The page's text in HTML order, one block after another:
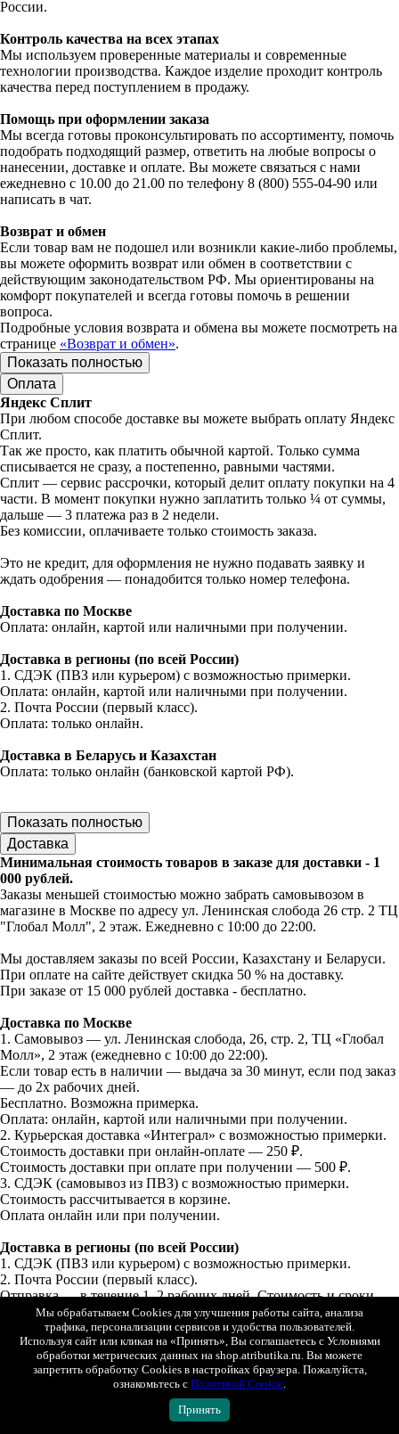
России.
Контроль качества на всех этапах
Мы используем проверенные материалы и современные
технологии производства. Каждое изделие проходит контроль
качества перед поступлением в продажу.
Помощь при оформлении заказа
Мы всегда готовы проконсультировать по ассортименту, помочь
подобрать подходящий размер, ответить на любые вопросы о
нанесении, доставке и оплате. Вы можете связаться с нами
ежедневно с 10.00 до 21.00 по телефону 8 (800) 555-04-90 или
написать в чат.
Возврат и обмен
Если товар вам не подошел или возникли какие-либо проблемы,
вы можете оформить возврат или обмен в соответствии с
действующим законодательством РФ. Мы ориентированы на
комфорт покупателей и всегда готовы помочь в решении
вопроса.
Подробные условия возврата и обмена вы можете посмотреть на
странице «Возврат и обмен».
Показать полностью
Оплата
Яндекс Сплит
При любом способе доставке вы можете выбрать оплату Яндекс
Сплит.
Так же просто, как платить обычной картой. Только сумма
списывается не сразу, а постепенно, равными частями.
Сплит — сервис рассрочки, который делит оплату покупки на 4
части. В момент покупки нужно заплатить только ¼ от суммы,
дальше — 3 платежа раз в 2 недели.
Без комиссии, оплачиваете только стоимость заказа.
Это не кредит, для оформления не нужно подавать заявку и
ждать одобрения — понадобится только номер телефона.
Доставка по Москве
Оплата: онлайн, картой или наличными при получении.
Доставка в регионы (по всей России)
1. СДЭК (ПВЗ или курьером) с возможностью примерки.
Оплата: онлайн, картой или наличными при получении.
2. Почта России (первый класс).
Оплата: только онлайн.
Доставка в Беларусь и Казахстан
Оплата: только онлайн (банковской картой РФ).
Показать полностью
Доставка
Минимальная стоимость товаров в заказе для доставки - 1
000 рублей.
Заказы меньшей стоимостью можно забрать самовывозом в
магазине в Москве по адресу ул. Ленинская слобода 26 стр. 2 ТЦ
"Глобал Молл", 2 этаж. Ежедневно с 10:00 до 22:00.
Мы доставляем заказы по всей России, Казахстану и Беларуси.
При оплате на сайте действует скидка 50 % на доставку.
При заказе от 15 000 рублей доставка - бесплатно.
Доставка по Москве
1. Самовывоз — ул. Ленинская слобода, 26, стр. 2, ТЦ «Глобал
Молл», 2 этаж (ежедневно с 10:00 до 22:00).
Если товар есть в наличии — выдача за 30 минут, если под заказ
— до 2х рабочих дней.
Бесплатно. Возможна примерка.
Оплата: онлайн, картой или наличными при получении.
2. Курьерская доставка «Интеграл» с возможностью примерки.
Стоимость доставки при онлайн-оплате — 250 ₽.
Стоимость доставки при оплате при получении — 500 ₽.
3. СДЭК (самовывоз из ПВЗ) с возможностью примерки.
Стоимость рассчитывается в корзине.
Оплата онлайн или при получении.
Доставка в регионы (по всей России)
1. СДЭК (ПВЗ или курьером) с возможностью примерки.
2. Почта России (первый класс).
Отправка — в течение 1–2 рабочих дней. Стоимость и сроки
рассчитываются автоматически в корзине.
Доставка в Беларусь и Казахстан
СДЭК (ПВЗ или курьером, с возможностью примерки).
Оплата только онлайн (банковской картой РФ).
Отправка — в течение 1–2 рабочих дней.
Подробные условия доставки
Мы обрабатываем Cookies для улучшения работы сайта, анализа
трафика, персонализации сервисов и удобства пользователей.
Используя сайт или кликая на «Принять», Вы соглашаетесь с Условиями
обработки метрических данных на shop.atributika.ru. Вы можете
запретить обработку Cookies в настройках браузера. Пожалуйста,
ознакомьтесь с Политикой Cookie.
Принять